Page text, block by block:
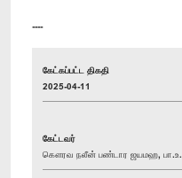
----
கேட்கப்பட்ட திகதி
2025-04-11
கேட்டவர்
கௌரவ நலீன் பண்டார ஜயமஹ, பா.உ.